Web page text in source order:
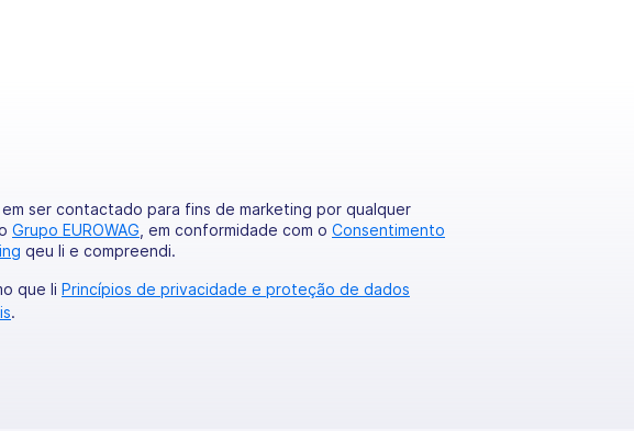
ser contactado para fins de marketing por qualquer
Grupo EUROWAG , em conformidade com o Consentimento
qeu li e compreendi.
que li Princípios de privacidade e proteção de dados
.